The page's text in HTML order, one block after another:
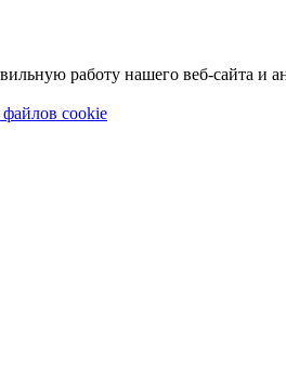
работу нашего веб-сайта и
cookie